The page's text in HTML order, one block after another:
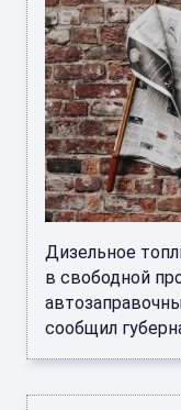
Дизельное
в свободной
сообщил